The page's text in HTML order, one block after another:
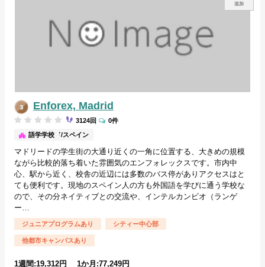
追加
Enforex, Madrid
マドリード/スペイン
語学学校
3124回 0件
マドリードの学生街の大通り近くの一角に位置する、大きめの規模
ながら比較的落ち着いた雰囲気のエンフォレックスです。市内中
心、駅から近く、校舎の近辺には多数のバス停がありアクセスはと
ても便利です。現地のスペイン人の方も外国語を学びに通う学校な
ので、その分ネイティブとの交流や、インテルカンビオ（ランゲ
ー…
ジュニアプログラムあり シティー中心部
他都市キャンパスあり
1週間:19,312円 1か月:77,249円